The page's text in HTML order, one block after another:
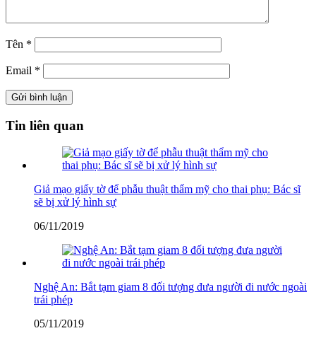
Tên *
Email *
Tin liên quan
Giả mạo giấy tờ để phẫu thuật thẩm mỹ cho thai phụ: Bác sĩ
sẽ bị xử lý hình sự
06/11/2019
Nghệ An: Bắt tạm giam 8 đối tượng đưa người đi nước ngoài
trái phép
05/11/2019